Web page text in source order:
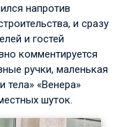
напротив
и сразу
и гостей
комментируется
ручки, маленькая
тела» «Венера»
шуток.